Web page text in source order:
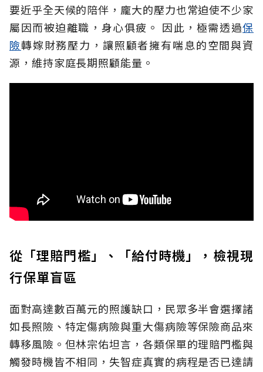
要近乎全天候的陪伴，龐大的壓力也常迫使不少家
屬因而被迫離職，身心俱疲。 因此，極需透過保
險轉嫁財務壓力，讓照顧者擁有喘息的空間與資
源，維持家庭長期照顧能量。
從「理賠門檻」、「給付時機」，檢視現
行保單盲區
面對高達數百萬元的照護缺口，民眾多半會選擇諸
如長照險、特定傷病險與重大傷病險等保險商品來
轉移風險。但林宗佑坦言，各類保單的理賠門檻與
觸發時機皆不相同，失智症真實的病程是否已達請